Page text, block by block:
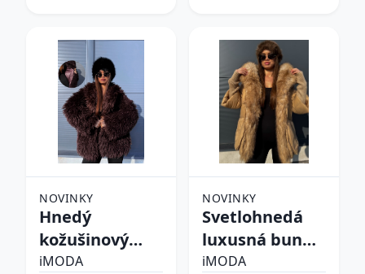
NOVINKY
Hnedý
kožušinový
kabát CHOCO
iMODA
NOVINKY
Svetlohnedá
luxusná bunda
s kožušinou
iMODA